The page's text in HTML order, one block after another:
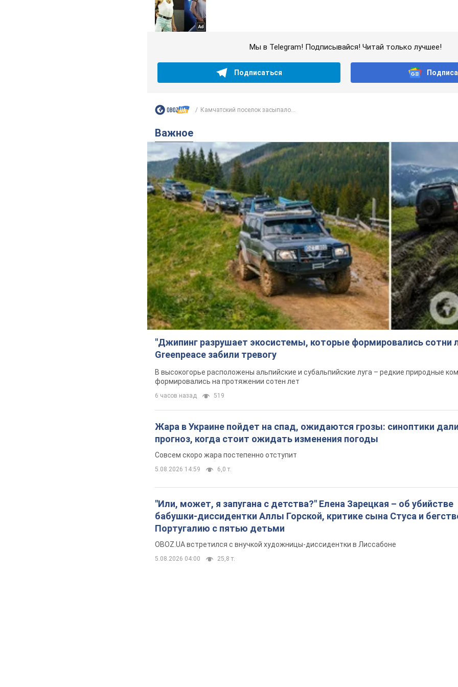
Мы в Telegram! Подписывайся! Читай только лучшее!
Подписаться
Камчатский поселок засыпало...
Важное
"Джипинг разрушает экосистемы, которые формировались сотни
Greenpeace забили тревогу
В высокогорье расположены альпийские и субальпийские луга – редкие природные
формировались на протяжении сотен лет
6 часов назад 519
Жара в Украине пойдет на спад, ожидаются грозы: синоптики
прогноз, когда стоит ожидать изменения погоды
Совсем скоро жара постепенно отступит
5.08.2026 14:59 6,0 т.
"Или, может, я запугана с детства?" Елена Зарецкая – об убийстве
бабушки-диссидентки Аллы Горской, критике сына Стуса и
Португалию с пятью детьми
OBOZ.UA встретился с внучкой художницы-диссидентки в Лиссабоне
5.08.2026 04:00 25,8 т.